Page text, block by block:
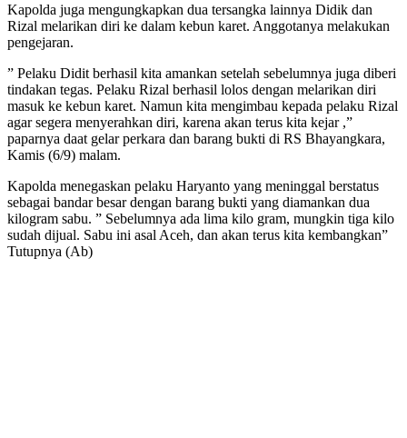
Kapolda juga mengungkapkan dua tersangka lainnya Didik dan
Rizal melarikan diri ke dalam kebun karet. Anggotanya melakukan
pengejaran.
” Pelaku Didit berhasil kita amankan setelah sebelumnya juga diberi
tindakan tegas. Pelaku Rizal berhasil lolos dengan melarikan diri
masuk ke kebun karet. Namun kita mengimbau kepada pelaku Rizal
agar segera menyerahkan diri, karena akan terus kita kejar ,”
paparnya daat gelar perkara dan barang bukti di RS Bhayangkara,
Kamis (6/9) malam.
Kapolda menegaskan pelaku Haryanto yang meninggal berstatus
sebagai bandar besar dengan barang bukti yang diamankan dua
kilogram sabu. ” Sebelumnya ada lima kilo gram, mungkin tiga kilo
sudah dijual. Sabu ini asal Aceh, dan akan terus kita kembangkan”
Tutupnya (Ab)